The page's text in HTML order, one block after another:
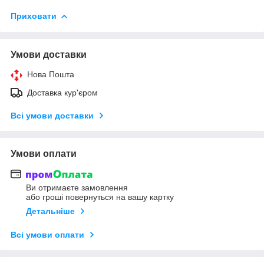
Приховати
Умови доставки
Нова Пошта
Доставка кур'єром
Всі умови доставки
Умови оплати
Ви отримаєте замовлення
або гроші повернуться на вашу картку
Детальніше
Всі умови оплати